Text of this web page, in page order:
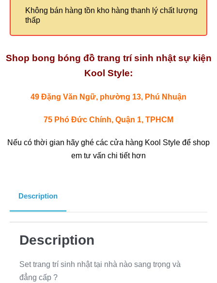
Không bán hàng tồn kho hàng thanh lý chất lượng
thấp
Shop bong bóng đồ trang trí sinh nhật sự kiện
Kool Style:
49 Đặng Văn Ngữ, phường 13, Phú Nhuận
75 Phó Đức Chính, Quận 1, TPHCM
Nếu có thời gian hãy ghé các cửa hàng Kool Style để shop
em tư vấn chi tiết hơn
Description
Description
Set trang trí sinh nhật tại nhà nào sang trọng và
đẳng cấp ?